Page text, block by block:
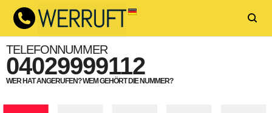
TELEFONNUMMER
04029999112
WER HAT ANGERUFEN? WEM GEHÖRT DIE NUMMER?